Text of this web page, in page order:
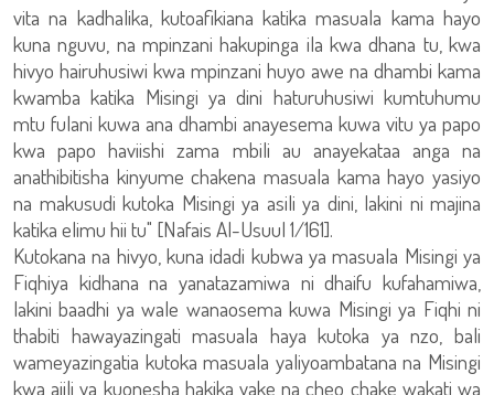
vita na kadhalika, kutoafikiana katika masuala kama hayo
kuna nguvu, na mpinzani hakupinga ila kwa dhana tu, kwa
hivyo hairuhusiwi kwa mpinzani huyo awe na dhambi kama
kwamba katika Misingi ya dini haturuhusiwi kumtuhumu
mtu fulani kuwa ana dhambi anayesema kuwa vitu ya papo
kwa papo haviishi zama mbili au anayekataa anga na
anathibitisha kinyume chakena masuala kama hayo yasiyo
na makusudi kutoka Misingi ya asili ya dini, lakini ni majina
katika elimu hii tu" [Nafais Al-Usuul 1/161].
Kutokana na hivyo, kuna idadi kubwa ya masuala Misingi ya
Fiqhiya kidhana na yanatazamiwa ni dhaifu kufahamiwa,
lakini baadhi ya wale wanaosema kuwa Misingi ya Fiqhi ni
thabiti hawayazingati masuala haya kutoka ya nzo, bali
wameyazingatia kutoka masuala yaliyoambatana na Misingi
kwa ajili ya kuonesha hakika yake na cheo chake wakati wa